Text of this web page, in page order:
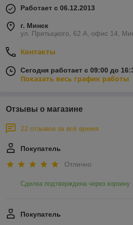
Работает с 06.12.2013
г. Минск
ул. Притыцкого, 62 А, офис 14,
Контакты
Сегодня работает с 09:00 до
Показать весь график работы
Отзывы о магазине
22 отзывов за всё время
Покупатель
Отлично
Сделка подтверждена через корзину
Покупатель